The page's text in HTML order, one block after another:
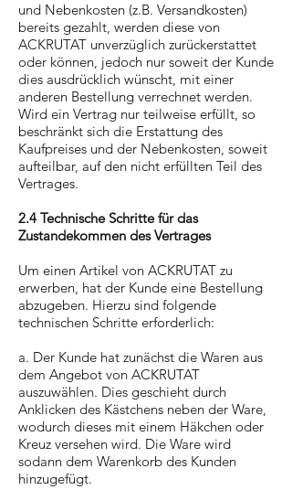
und Nebenkosten (z.B. Versandkosten)
bereits gezahlt, werden diese von
ACKRUTAT unverzüglich zurückerstattet
oder können, jedoch nur soweit der Kunde
dies ausdrücklich wünscht, mit einer
anderen Bestellung verrechnet werden.
Wird ein Vertrag nur teilweise erfüllt, so
beschränkt sich die Erstattung des
Kaufpreises und der Nebenkosten, soweit
aufteilbar, auf den nicht erfüllten Teil des
Vertrages.
2.4 Technische Schritte für das
Zustandekommen des Vertrages
Um einen Artikel von ACKRUTAT zu
erwerben, hat der Kunde eine Bestellung
abzugeben. Hierzu sind folgende
technischen Schritte erforderlich:
a. Der Kunde hat zunächst die Waren aus
dem Angebot von ACKRUTAT
auszuwählen. Dies geschieht durch
Anklicken des Kästchens neben der Ware,
wodurch dieses mit einem Häkchen oder
Kreuz versehen wird. Die Ware wird
sodann dem Warenkorb des Kunden
hinzugefügt.